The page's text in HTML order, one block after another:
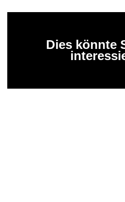
Dies könnte